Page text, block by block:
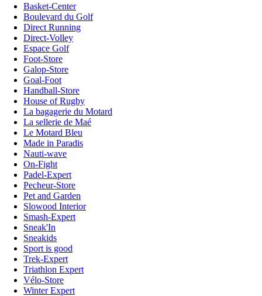
Basket-Center
Boulevard du Golf
Direct Running
Direct-Volley
Espace Golf
Foot-Store
Galop-Store
Goal-Foot
Handball-Store
House of Rugby
La bagagerie du Motard
La sellerie de Maé
Le Motard Bleu
Made in Paradis
Nauti-wave
On-Fight
Padel-Expert
Pecheur-Store
Pet and Garden
Slowood Interior
Smash-Expert
Sneak'In
Sneakids
Sport is good
Trek-Expert
Triathlon Expert
Vélo-Store
Winter Expert